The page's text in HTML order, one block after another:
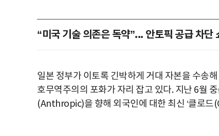
“미국 기술 의존은 독약”... 안토픽 공급 차단
일본 정부가 이토록 긴박하게 거대 자본을 수송
호무역주의의 포화가 자리 잡고 있다. 지난 6월
(Anthropic)을 향해 외국인에 대한 최신 ‘클로드